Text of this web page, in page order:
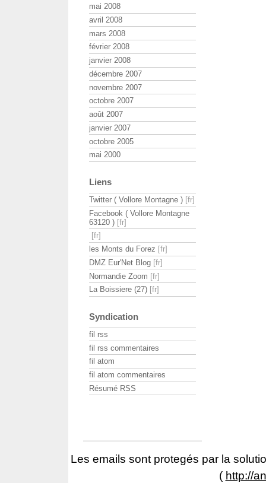
mai 2008
avril 2008
mars 2008
février 2008
janvier 2008
décembre 2007
novembre 2007
octobre 2007
août 2007
janvier 2007
octobre 2005
mai 2000
Liens
Twitter ( Vollore Montagne )
Facebook ( Vollore Montagne
63120 )
les Monts du Forez
DMZ Eur'Net Blog
Normandie Zoom
La Boissiere (27)
Syndication
fil rss
fil rss commentaires
fil atom
fil atom commentaires
Résumé RSS
Les emails sont protegés par la
( http://